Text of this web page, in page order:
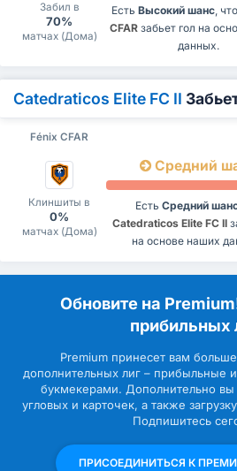
Забил в
70%
матчах (Дома)
Есть Высокий шанс, что
CFAR забьет гол на
данных.
Catedraticos Elite FC II
Fénix CFAR
Клиншиты в
0%
матчах (Дома)
Средний
Есть Средний
Catedraticos Elite FC II
на основе наших
Обновите на
прибильных
Premium принесет вам
дополнительных лиг – прибыльные
букмекерами. Дополнительно вы
угловых и карточек, а также
Подпишитесь
ПРИСОЕДИНИТЬСЯ К